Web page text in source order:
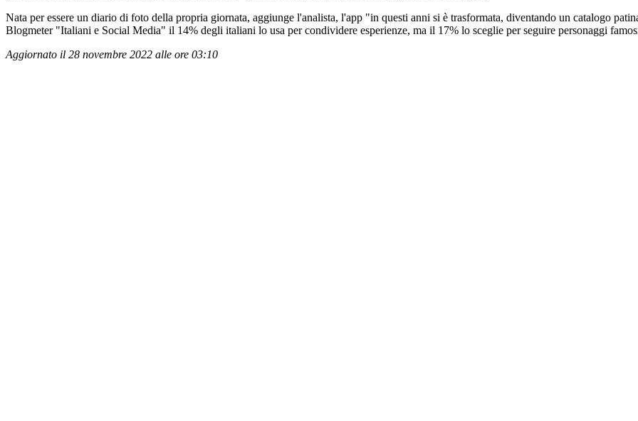
Nata per essere un diario di foto della propria giornata, aggiunge l'analista, l'app "in questi anni si è trasformata, diventando un catalogo
Blogmeter "Italiani e Social Media" il 14% degli italiani lo usa per condividere esperienze, ma il 17% lo sceglie per seguire personaggi
Aggiornato il 28 novembre 2022 alle ore 03:10